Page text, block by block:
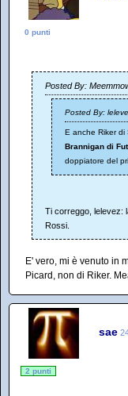
0 punti
Posted By:
Posted By:
E anche Riker di
Brannigan di
doppiatore del
Ti correggo, lelevez:
Rossi.
E' vero, mi è venuto in
Picard, non di Riker.
sae
2 punti